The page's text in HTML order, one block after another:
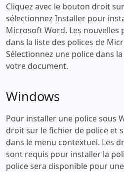
Cliquez avec le bouton droit
sélectionnez Installer pour
Microsoft Word. Les
dans la liste des polices de
Sélectionnez une police dans
votre document.
Windows
Pour installer une police sous
droit sur le fichier de police et
dans le menu contextuel. Les
sont requis pour installer la
police sera disponible pour